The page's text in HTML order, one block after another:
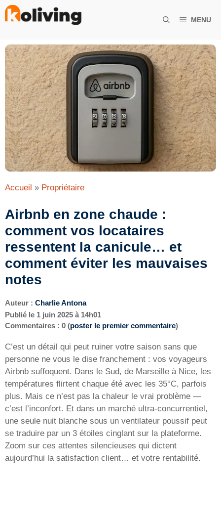
Aller
MENU
Accueil » Propriétaire
Airbnb en zone chaude :
comment vos locataires
ressentent la canicule… et
comment éviter les mauvaises
notes
Auteur : Charlie Antona
Publié le 1 juin 2025 à 14h01
Commentaires : 0 (poster le premier commentaire)
C’est un détail qui peut ruiner votre saison sans que
personne ne vous le dise franchement : vos voyageurs
Airbnb suffoquent. Dans le Sud, de Marseille à Nice, les
températures flirtent chaque été avec les 35°C, parfois
plus. Mais ce n’est pas la chaleur le vrai problème —
c’est l’inconfort. Et dans un marché ultra-concurrentiel,
une seule nuit blanche sous un ventilateur poussif peut
se traduire par un 3 étoiles cinglant sur la plateforme.
Zoom sur ces attentes silencieuses qui dictent
aujourd’hui la satisfaction client… et votre rentabilité.